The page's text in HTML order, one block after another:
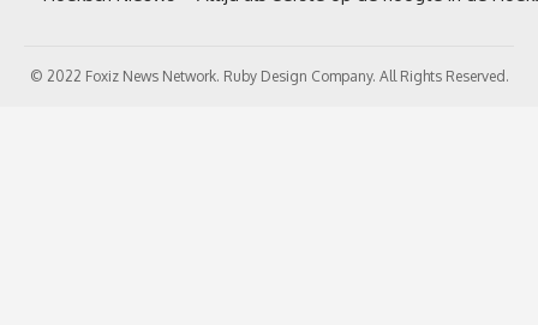
© 2022 Foxiz News Network. Ruby Design Company. All Rights Reserved.